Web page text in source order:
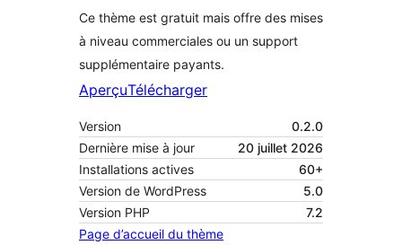
Ce thème est gratuit mais offre des mises
à niveau commerciales ou un support
supplémentaire payants.
AperçuTélécharger
Version
0.2.0
Dernière mise à jour
20 juillet 2026
Installations actives
60+
Version de WordPress
5.0
Version PHP
7.2
Page d’accueil du thème